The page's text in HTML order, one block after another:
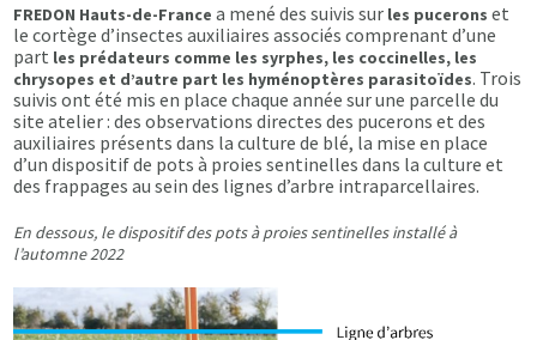
FREDON Hauts-de-France a mené des suivis sur les puceronset
le cortège d’insectes auxiliaires associés comprenant d’une
part les prédateurs comme les syrphes, les coccinelles, les
chrysopes et d’autre part les hyménoptères parasitoïdes. Trois
suivis ont été mis en place chaque année sur une parcelle du
site atelier : des observations directes des pucerons et des
auxiliaires présents dans la culture de blé, la mise en place
d’un dispositif de pots à proies sentinelles dans la culture et
des frappages au sein des lignes d’arbre intraparcellaires.
En dessous, le dispositif des pots à proies sentinelles installé à
l’automne 2022